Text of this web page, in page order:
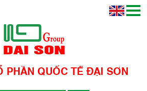
PHẦN QUỐC TẾ ĐẠI SƠN